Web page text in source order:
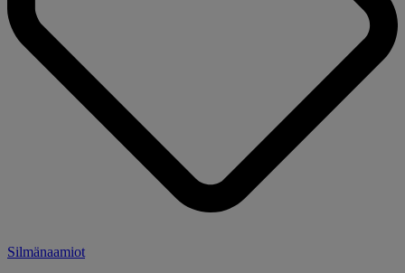
Silmänaamiot